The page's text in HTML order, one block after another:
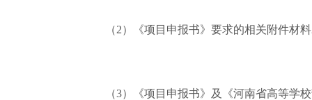
（2）《项目申报书》要求的相关附件材
（3）《项目申报书》及《河南省高等学